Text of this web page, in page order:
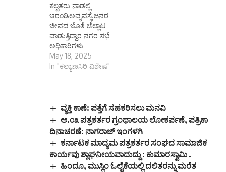
ಕಲ್ಪತರು ನಾಡಲ್ಲಿ
ಚರಂಡಿಅವ್ಯವಸ್ಥೆ.ಜನರ
ಜೀವದ ಜೊತೆ ಚೆಲ್ಲಾಟ
ವಾಡುತ್ತಿದ್ದಾರ ನಗರ ಸಭೆ
ಅಧಿಕಾರಿಗಳು
May 18, 2025
In "ಕಲ್ಯಾಣಸಿರಿ ವಿಶೇಷ"
ವ್ಯಕ್ತಿ ಕಾಣೆ: ಪತ್ತೆಗೆ ಸಹಕರಿಸಲು ಮನವಿ
ಅ.೦೩ ಪತ್ರಕರ್ತರ ಗ್ರಂಥಾಲಯ ಲೋಕರ್ಪಣೆ, ಪತ್ರಿಕಾ
ದಿನಾಚರಣೆ: ನಾಗರಾಜ್ ಇಂಗಳಗಿ
ಕರ್ನಾಟಕ ಮಾದ್ಯಮ ಪತ್ರಕರ್ತರ ಸಂಘದ ಸಾಮಾಜಿಕ
ಕಾರ್ಯವು ಶ್ಲಾಘನೀಯವಾದುದ್ದು : ಕುಮಾರಸ್ವಾಮಿ .
ಹಿಂದೂ, ಮುಸ್ಲಿಂ ಓಲೈಕೆಯಲ್ಲಿ ದಲಿತರನ್ನು ಮರೆತ